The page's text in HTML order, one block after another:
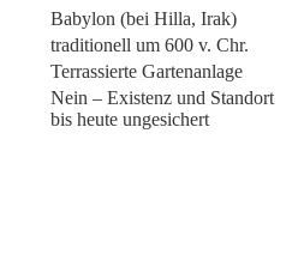
Babylon (bei Hilla, Irak)
traditionell um 600 v. Chr.
Terrassierte Gartenanlage
Nein – Existenz und Standort
bis heute ungesichert